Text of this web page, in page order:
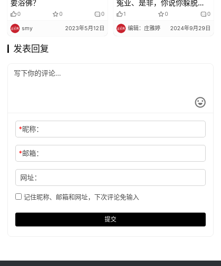
要浴佛？
0 0 0
smy 2023年5月12日
冤业、是非，你说你躲脱
了，躲不了！
1 0 0
编辑：庄雅婷 2024年9月29日
发表回复
*昵称：
*邮箱：
网址：
记住昵称、邮箱和网址，下次评论免输入
提交